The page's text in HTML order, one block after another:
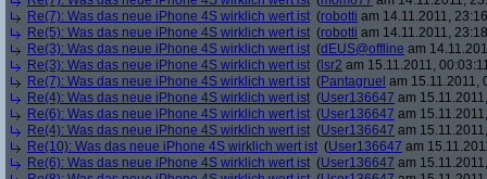
Re(7): Was das neue iPhone 4S wirklich wert ist (robotti am 14.11.2011,
Re(5): Was das neue iPhone 4S wirklich wert ist (robotti am 14.11.2011,
Re(3): Was das neue iPhone 4S wirklich wert ist (dEUS@offline am
Re(3): Was das neue iPhone 4S wirklich wert ist ( lsr2 am 15.11.2011,
Re(7): Was das neue iPhone 4S wirklich wert ist (Pantagruel am 15.11.2011,
Re(4): Was das neue iPhone 4S wirklich wert ist (User136647 am
Re(6): Was das neue iPhone 4S wirklich wert ist (User136647 am
Re(4): Was das neue iPhone 4S wirklich wert ist (User136647 am
Re(10): Was das neue iPhone 4S wirklich wert ist (User136647 am
Re(6): Was das neue iPhone 4S wirklich wert ist (User136647 am